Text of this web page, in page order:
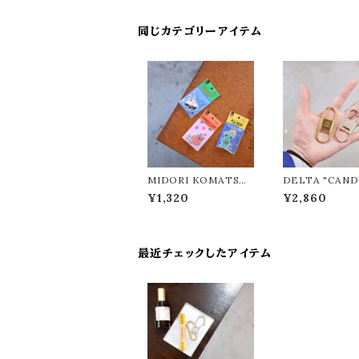
同じカテゴリーアイテム
MIDORI KOMATSU
Reflector "DETAIL/
ディテール"
¥1,320
DELTA
ンディーデザイン
¥2,860
最近チェックしたアイテム